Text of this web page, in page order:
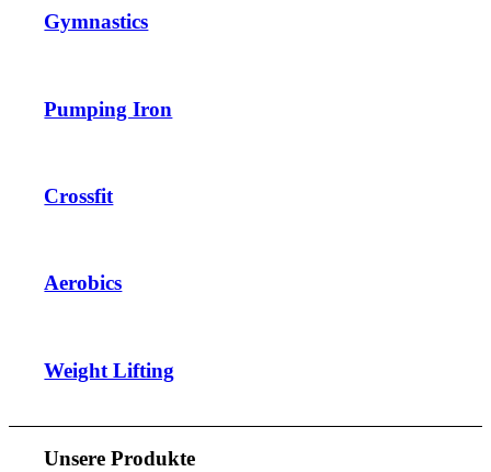
Gymnastics
Pumping Iron
Crossfit
Aerobics
Weight Lifting
Unsere Produkte